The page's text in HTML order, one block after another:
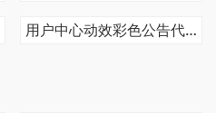
用户中心动效彩色公告代码